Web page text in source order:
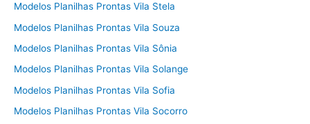
Modelos Planilhas Prontas Vila Stela
Modelos Planilhas Prontas Vila Souza
Modelos Planilhas Prontas Vila Sônia
Modelos Planilhas Prontas Vila Solange
Modelos Planilhas Prontas Vila Sofia
Modelos Planilhas Prontas Vila Socorro